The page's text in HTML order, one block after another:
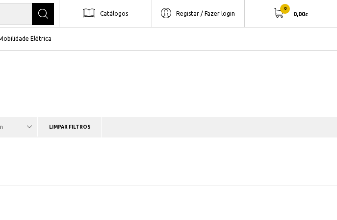
Catálogos Registar / Fazer login
0
0,00€
Elétrica
LIMPAR FILTROS